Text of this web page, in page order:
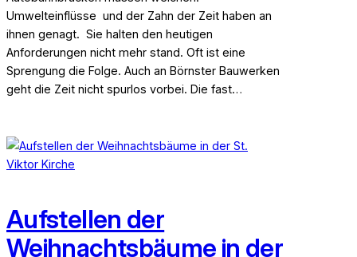
Umwelteinflüsse und der Zahn der Zeit haben an
ihnen genagt. Sie halten den heutigen
Anforderungen nicht mehr stand. Oft ist eine
Sprengung die Folge. Auch an Börnster Bauwerken
geht die Zeit nicht spurlos vorbei. Die fast…
Aufstellen der
Weihnachtsbäume in der